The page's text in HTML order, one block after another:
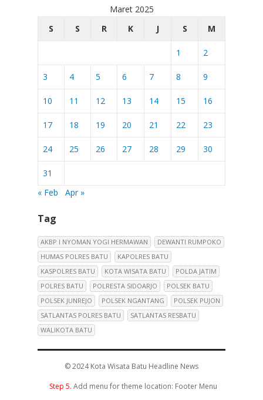
Maret 2025
S
S R K J S M
1 2
3 4 5 6 7 8 9
10 11 12 13 14 15 16
17 18 19 20 21 22 23
24 25 26 27 28 29 30
31
« Feb
Apr »
Tag
AKBP I NYOMAN YOGI HERMAWAN
DEWANTI RUMPOKO
HUMAS POLRES BATU
KAPOLRES BATU
KASPOLRES BATU
KOTA WISATA BATU
POLDA JATIM
POLRES BATU
POLRESTA SIDOARJO
POLSEK BATU
POLSEK JUNREJO
POLSEK NGANTANG
POLSEK PUJON
SATLANTAS POLRES BATU
SATLANTAS RESBATU
WALIKOTA BATU
© 2024Kota Wisata Batu Headline News
Step 5. Add menu for theme location: Footer Menu